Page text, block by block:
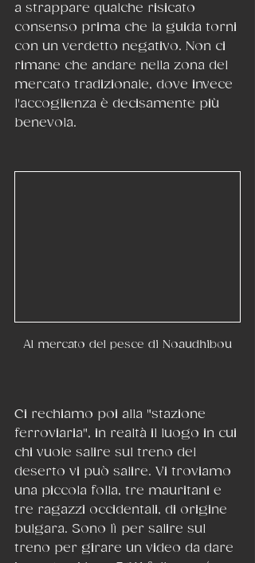
a strappare qualche risicato
consenso prima che la guida torni
con un verdetto negativo. Non ci
rimane che andare nella zona del
mercato tradizionale, dove invece
l'accoglienza è decisamente più
benevola.
Al mercato del pesce di Noaudhibou
Ci rechiamo poi alla "stazione
ferroviaria", in realtà il luogo in cui
chi vuole salire sul treno del
deserto vi può salire. Vi troviamo
una piccola folla, tre mauritani e
tre ragazzi occidentali, di origine
bulgara. Sono lì per salire sul
treno per girare un video da dare